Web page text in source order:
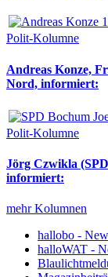
Polit-Kolumne
Andreas Konze,
Nord, informiert:
Polit-Kolumne
Jörg Czwikla
informiert:
mehr Kolumnen
hallobo -
halloWAT -